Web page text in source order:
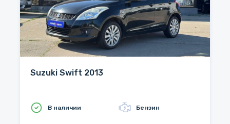
Suzuki Swift 2013
В наличии Бензин